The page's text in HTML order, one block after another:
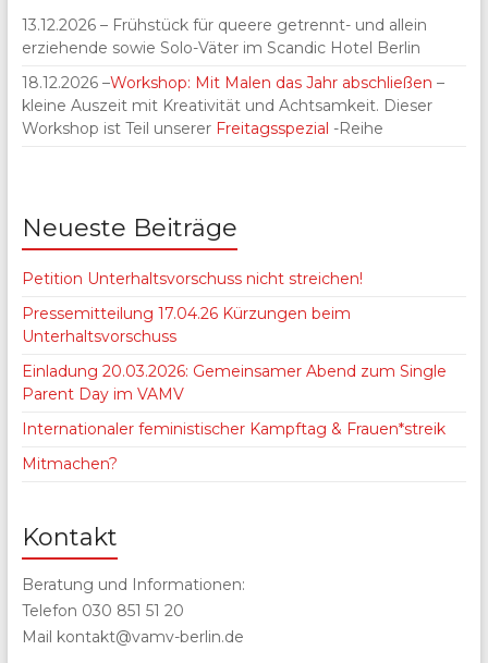
13.12.2026 – Frühstück für queere getrennt- und allein
erziehende sowie Solo-Väter im Scandic Hotel Berlin
18.12.2026 –Workshop: Mit Malen das Jahr abschließen –
kleine Auszeit mit Kreativität und Achtsamkeit. Dieser
Workshop ist Teil unserer Freitagsspezial -Reihe
Neueste Beiträge
Petition Unterhaltsvorschuss nicht streichen!
Pressemitteilung 17.04.26 Kürzungen beim
Unterhaltsvorschuss
Einladung 20.03.2026: Gemeinsamer Abend zum Single
Parent Day im VAMV
Internationaler feministischer Kampftag & Frauen*streik
Mitmachen?
Kontakt
Beratung und Informationen:
Telefon 030 851 51 20
Mail kontakt@vamv-berlin.de